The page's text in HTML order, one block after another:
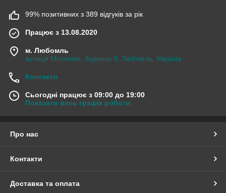
99% позитивних з 389 відгуків за рік
Працює з 13.08.2020
м. Любомль
вулиця Мохнюка, будинок 9, Любомль, Україна
Контакти
Сьогодні працює з 09:00 до 19:00
Показати весь графік роботи
Про нас
Контакти
Доставка та оплата